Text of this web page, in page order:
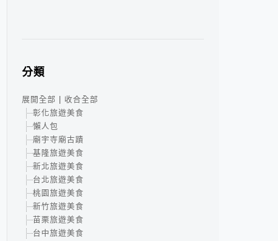
分類
展開全部
收合全部
彰化旅遊美食
懶人包
廟宇寺廟古蹟
基隆旅遊美食
新北旅遊美食
台北旅遊美食
桃園旅遊美食
新竹旅遊美食
苗栗旅遊美食
台中旅遊美食